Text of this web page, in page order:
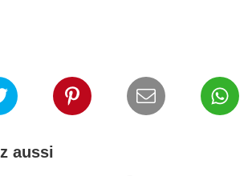
aussi